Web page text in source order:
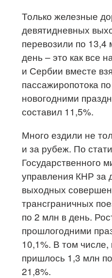
Только железные
девятидневных
перевозили по 13,4
день – это как все
и Сербии вместе
пассажиропотока
новогодними
составил 11,5%.
Много ездили не
и за рубеж. По
Государственного
управления КНР за
выходных
трансграничных
по 2 млн в день.
прошлогодними
10,1%. В том
пришлось 1,3 млн
21,8%.